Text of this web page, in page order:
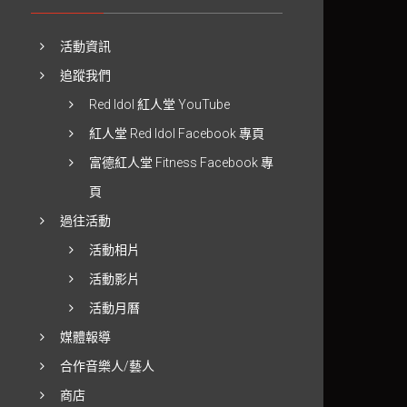
活動資訊
追蹤我們
Red Idol 紅人堂 YouTube
紅人堂 Red Idol Facebook 專頁
富德紅人堂 Fitness Facebook 專
頁
過往活動
活動相片
活動影片
活動月曆
媒體報導
合作音樂人/藝人
商店